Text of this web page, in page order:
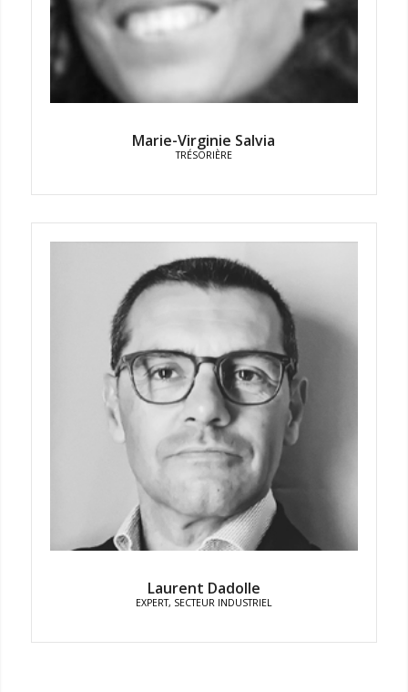
Marie-Virginie Salvia
TRÉSORIÈRE
Laurent Dadolle
EXPERT, SECTEUR INDUSTRIEL